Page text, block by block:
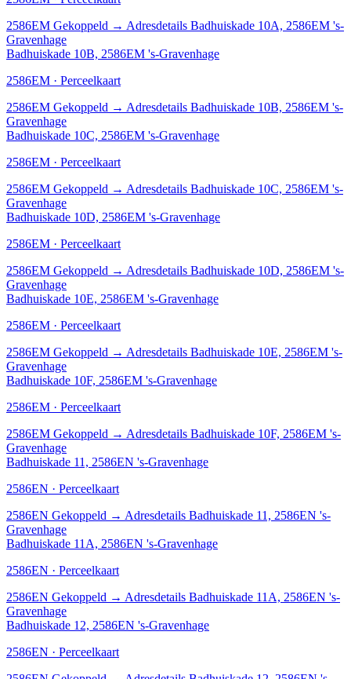
2586EM Gekoppeld → Adresdetails Badhuiskade 10A, 2586EM 's-
Gravenhage
Badhuiskade 10B, 2586EM 's-Gravenhage
2586EM · Perceelkaart
2586EM Gekoppeld → Adresdetails Badhuiskade 10B, 2586EM 's-
Gravenhage
Badhuiskade 10C, 2586EM 's-Gravenhage
2586EM · Perceelkaart
2586EM Gekoppeld → Adresdetails Badhuiskade 10C, 2586EM 's-
Gravenhage
Badhuiskade 10D, 2586EM 's-Gravenhage
2586EM · Perceelkaart
2586EM Gekoppeld → Adresdetails Badhuiskade 10D, 2586EM 's-
Gravenhage
Badhuiskade 10E, 2586EM 's-Gravenhage
2586EM · Perceelkaart
2586EM Gekoppeld → Adresdetails Badhuiskade 10E, 2586EM 's-
Gravenhage
Badhuiskade 10F, 2586EM 's-Gravenhage
2586EM · Perceelkaart
2586EM Gekoppeld → Adresdetails Badhuiskade 10F, 2586EM 's-
Gravenhage
Badhuiskade 11, 2586EN 's-Gravenhage
2586EN · Perceelkaart
2586EN Gekoppeld → Adresdetails Badhuiskade 11, 2586EN 's-
Gravenhage
Badhuiskade 11A, 2586EN 's-Gravenhage
2586EN · Perceelkaart
2586EN Gekoppeld → Adresdetails Badhuiskade 11A, 2586EN 's-
Gravenhage
Badhuiskade 12, 2586EN 's-Gravenhage
2586EN · Perceelkaart